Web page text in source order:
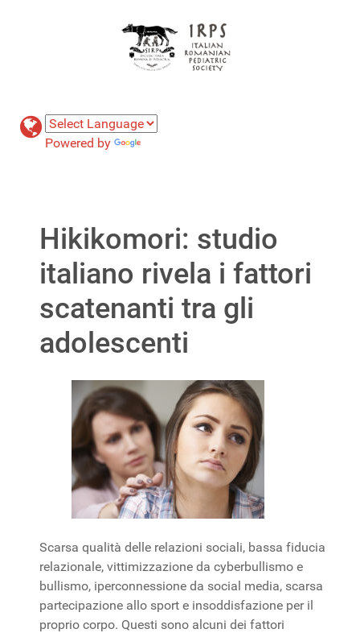
Powered by
Hikikomori: studio
italiano rivela i fattori
scatenanti tra gli
adolescenti
Scarsa qualità delle relazioni sociali, bassa fiducia
relazionale, vittimizzazione da cyberbullismo e
bullismo, iperconnessione da social media, scarsa
partecipazione allo sport e insoddisfazione per il
proprio corpo. Questi sono alcuni dei fattori